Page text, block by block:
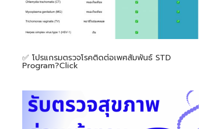
✅️ โปรแกรมตรวจโรคติดต่อเพศสัมพันธ์ STD
Program?Click